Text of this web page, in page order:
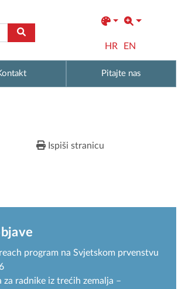
HR EN
Pitajte nas
Ispiši stranicu
program na Svjetskom prvenstvu
za radnike iz trećih zemalja –